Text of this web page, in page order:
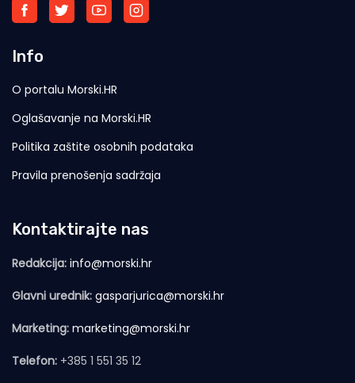
Info
O portalu Morski.HR
Oglašavanje na Morski.HR
Politika zaštite osobnih podataka
Pravila prenošenja sadržaja
Kontaktirajte nas
Redakcija: info@morski.hr
Glavni urednik: gasparjurica@morski.hr
Marketing: marketing@morski.hr
Telefon: +385 1 551 35 12